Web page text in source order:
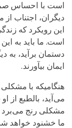
است با احساس
دیگران، اجتناب از
این رویکرد که
است. ما باید به
دستمان برآید، به
ایمان بیآورند.
هنگامیکه با
می‌آید، بالطبع از
مشکلی رنج می‌برد
ما خشنود خواهد